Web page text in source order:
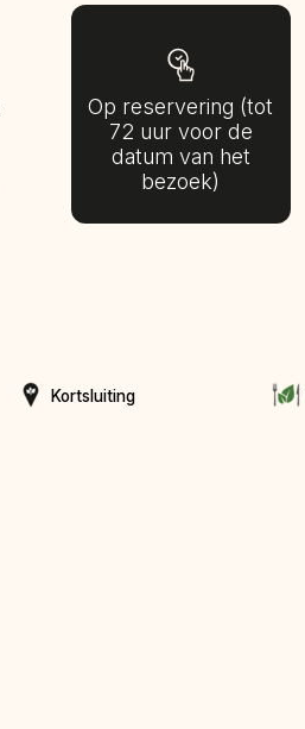
Op reservering (tot
72 uur voor de
datum van het
bezoek)
Kortsluiting